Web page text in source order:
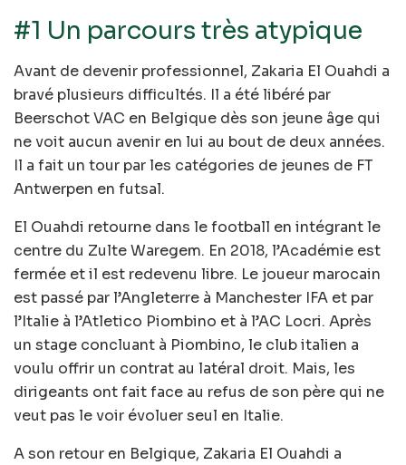
#1 Un parcours très atypique
Avant de devenir professionnel, Zakaria El Ouahdi a
bravé plusieurs difficultés. Il a été libéré par
Beerschot VAC en Belgique dès son jeune âge qui
ne voit aucun avenir en lui au bout de deux années.
Il a fait un tour par les catégories de jeunes de FT
Antwerpen en futsal.
El Ouahdi retourne dans le football en intégrant le
centre du Zulte Waregem. En 2018, l’Académie est
fermée et il est redevenu libre. Le joueur marocain
est passé par l’Angleterre à Manchester IFA et par
l’Italie à l’Atletico Piombino et à l’AC Locri. Après
un stage concluant à Piombino, le club italien a
voulu offrir un contrat au latéral droit. Mais, les
dirigeants ont fait face au refus de son père qui ne
veut pas le voir évoluer seul en Italie.
A son retour en Belgique, Zakaria El Ouahdi a